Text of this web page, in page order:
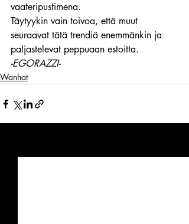
vaateripustimena.
Täytyykin vain toivoa, että muut
seuraavat tätä trendiä enemmänkin ja
paljastelevat peppuaan estoitta.
-EGORAZZI-
Wanhat